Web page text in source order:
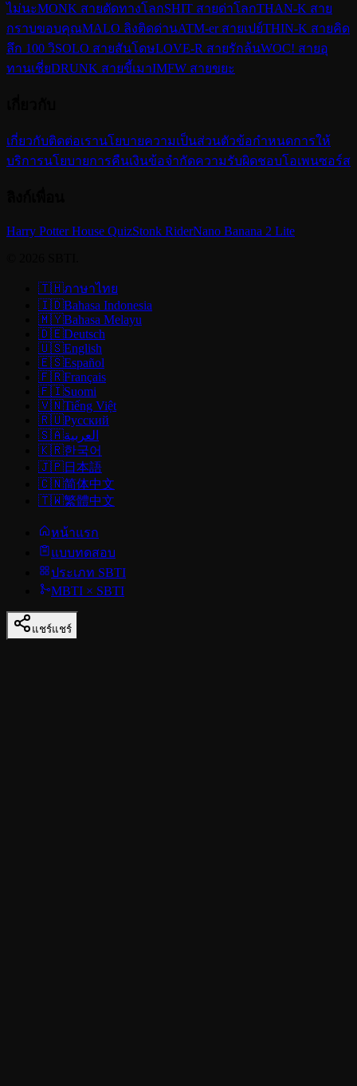
ไม่นะMONK สายตัดทางโลกSHIT สายด่าโลกTHAN-K สาย
กราบขอบคุณMALO ลิงติดด่านATM-er สายเปย์THIN-K สายคิด
ลึก 100 วิSOLO สายสันโดษLOVE-R สายรักล้นWOC! สายอุ
ทานเชี่ยDRUNK สายขี้เมาIMFW สายขยะ
เกี่ยวกับติดต่อเรานโยบายความเป็นส่วนตัวข้อกำหนดการให้
บริการนโยบายการคืนเงินข้อจำกัดความรับผิดชอบโอเพนซอร์ส
Harry Potter House QuizStonk RiderNano Banana 2 Lite
🇹🇭ภาษาไทย
🇮🇩Bahasa Indonesia
🇲🇾Bahasa Melayu
🇩🇪Deutsch
🇺🇸English
🇪🇸Español
🇫🇷Français
🇫🇮Suomi
🇻🇳Tiếng Việt
🇷🇺Русский
🇸🇦العربية
🇰🇷한국어
🇯🇵日本語
🇨🇳简体中文
🇹🇼繁體中文
หน้าแรก
แบบทดสอบ
ประเภท SBTI
MBTI × SBTI
แชร์แชร์